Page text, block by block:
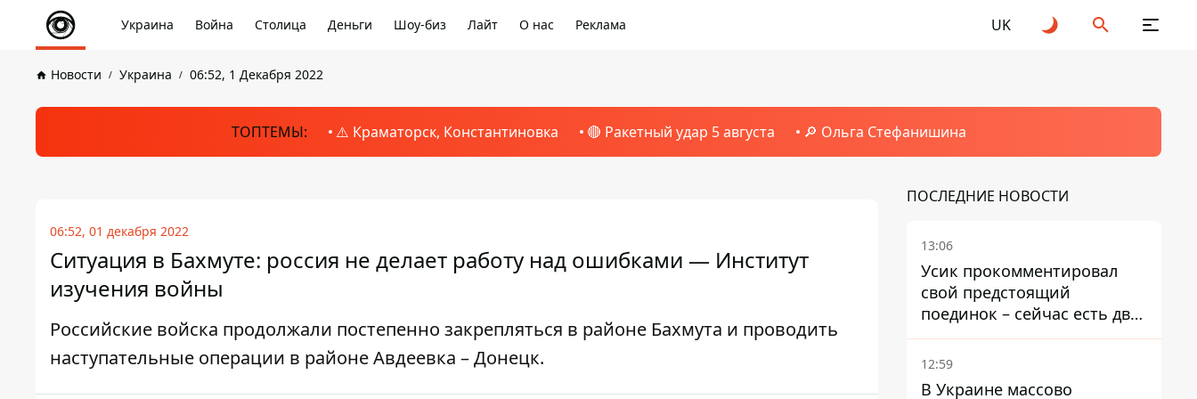
Украина Война Столица Деньги Шоу-биз Лайт О нас Реклама UK
Новости Украина 06:52, 1 Декабря 2022
ТОПТЕМЫ: ⚠️ Краматорск, Константиновка 🔴 Ракетный удар 5 августа 🔎 Ольга Стефанишина
06:52, 01 декабря 2022
Ситуация в Бахмуте: россия не делает работу над ошибками — Институт
изучения войны
Российские войска продолжали постепенно закрепляться в районе Бахмута и проводить
наступательные операции в районе Авдеевка – Донецк.
ПОСЛЕДНИЕ НОВОСТИ
13:06
Усик прокомментировал
свой предстоящий
поединок – сейчас есть два
варианта
12:59
В Украине массово